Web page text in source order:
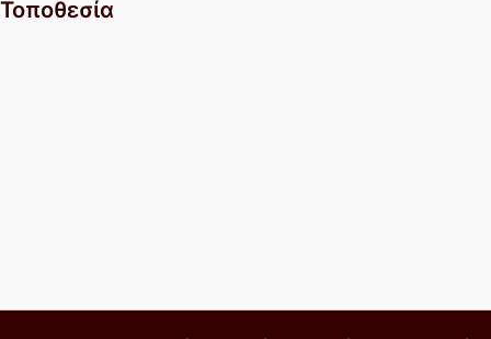
Τοποθεσία